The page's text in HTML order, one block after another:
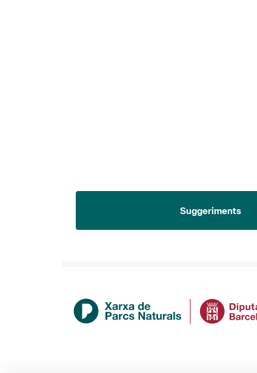
Suggeriments